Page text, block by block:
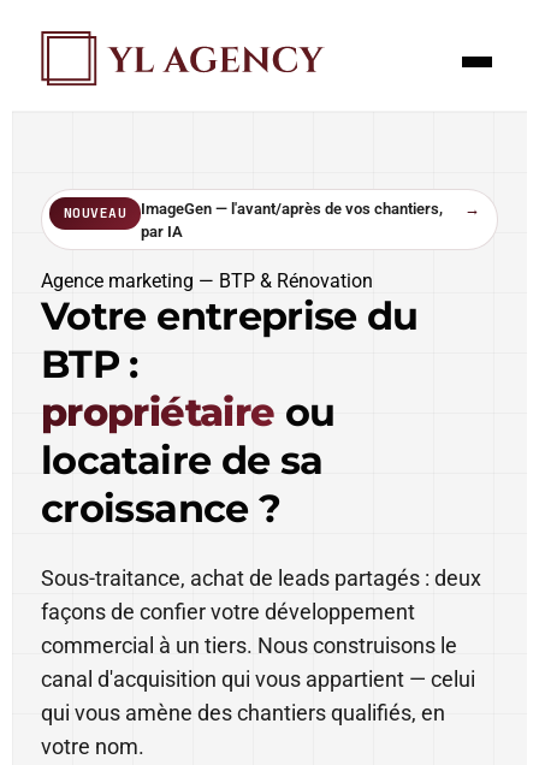
NOUVEAU
ImageGen — l'avant/après de vos chantiers,
par IA
→
Agence marketing — BTP & Rénovation
Votre entreprise du
BTP :
propriétaire ou
locataire de sa
croissance ?
Sous-traitance, achat de leads partagés : deux
façons de confier votre développement
commercial à un tiers. Nous construisons le
canal d'acquisition qui vous appartient — celui
qui vous amène des chantiers qualifiés, en
votre nom.